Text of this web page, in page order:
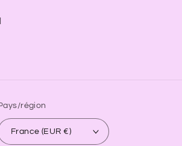
région
France (EUR €)